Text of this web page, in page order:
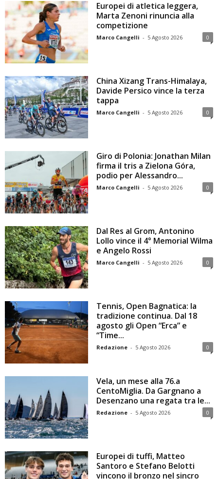
Europei di atletica leggera,
Marta Zenoni rinuncia alla
competizione
Marco Cangelli - 5 Agosto 2026 0
China Xizang Trans-Himalaya,
Davide Persico vince la terza
tappa
Marco Cangelli - 5 Agosto 2026 0
Giro di Polonia: Jonathan Milan
firma il tris a Zielona Góra,
podio per Alessandro...
Marco Cangelli - 5 Agosto 2026 0
Dal Res al Grom, Antonino
Lollo vince il 4° Memorial Wilma
e Angelo Rossi
Marco Cangelli - 5 Agosto 2026 0
Tennis, Open Bagnatica: la
tradizione continua. Dal 18
agosto gli Open “Erca” e
“Time...
Redazione - 5 Agosto 2026 0
Vela, un mese alla 76.a
CentoMiglia. Da Gargnano a
Desenzano una regata tra le...
Redazione - 5 Agosto 2026 0
Europei di tuffi, Matteo
Santoro e Stefano Belotti
vincono il bronzo nel sincro